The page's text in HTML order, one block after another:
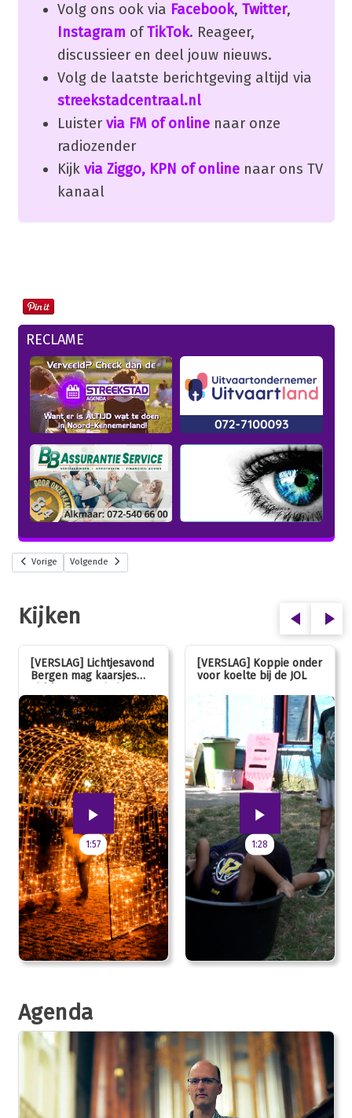
Volg ons ook via Facebook, Twitter,
Instagram ofTikTok. Reageer,
discussieer en deel jouw nieuws.
Volg de laatste berichtgeving altijd via
streekstadcentraal.nl
Luister via FM of onlinenaar onze
radiozender
Kijk via Ziggo, KPN of onlinenaar ons TV
kanaal
RECLAME
Vorige Volgende
Kijken
[VERSLAG] Lichtjesavond
Bergen mag kaarsjes
jubileum!
1:57
[VERSLAG] Koppie onder
voor koelte bij de JOL
1:28
Agenda